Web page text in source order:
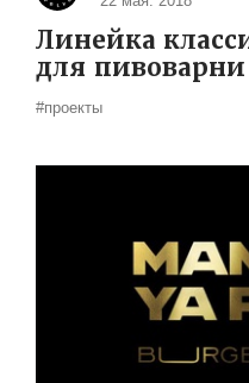
Линейка
для пивоварни
#проекты